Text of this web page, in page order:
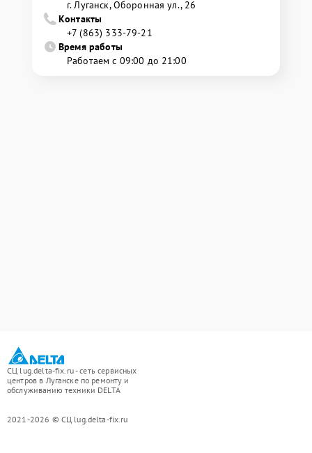
г. Луганск, Оборонная ул., 26
Контакты
+7 (863) 333-79-21
Время работы
Работаем с 09:00 до 21:00
СЦ lug.delta-fix.ru - сеть сервисных
центров в Луганске по ремонту и
обслуживанию техники DELTA
2021-2026 © СЦ lug.delta-fix.ru